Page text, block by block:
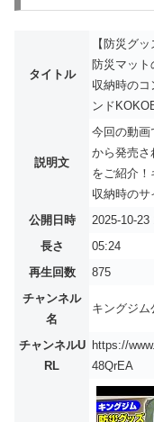
タイトル
【防災グ
防災マッ
収納時の
ンド
説明文
今回の動画
から発売さ
をご紹介
収納時の
公開日時
2025-10-23
長さ
05:24
再生回数
875
チャンネル
名
キングジム
チャンネルU
RL
https://
48QrEA